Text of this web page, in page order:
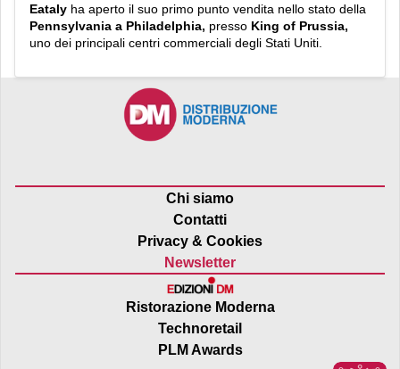
Eataly ha aperto il suo primo punto vendita nello stato della
Pennsylvania a Philadelphia, presso King of Prussia,
uno dei principali centri commerciali degli Stati Uniti.
Chi siamo
Contatti
Privacy & Cookies
Newsletter
Ristorazione Moderna
Technoretail
PLM Awards